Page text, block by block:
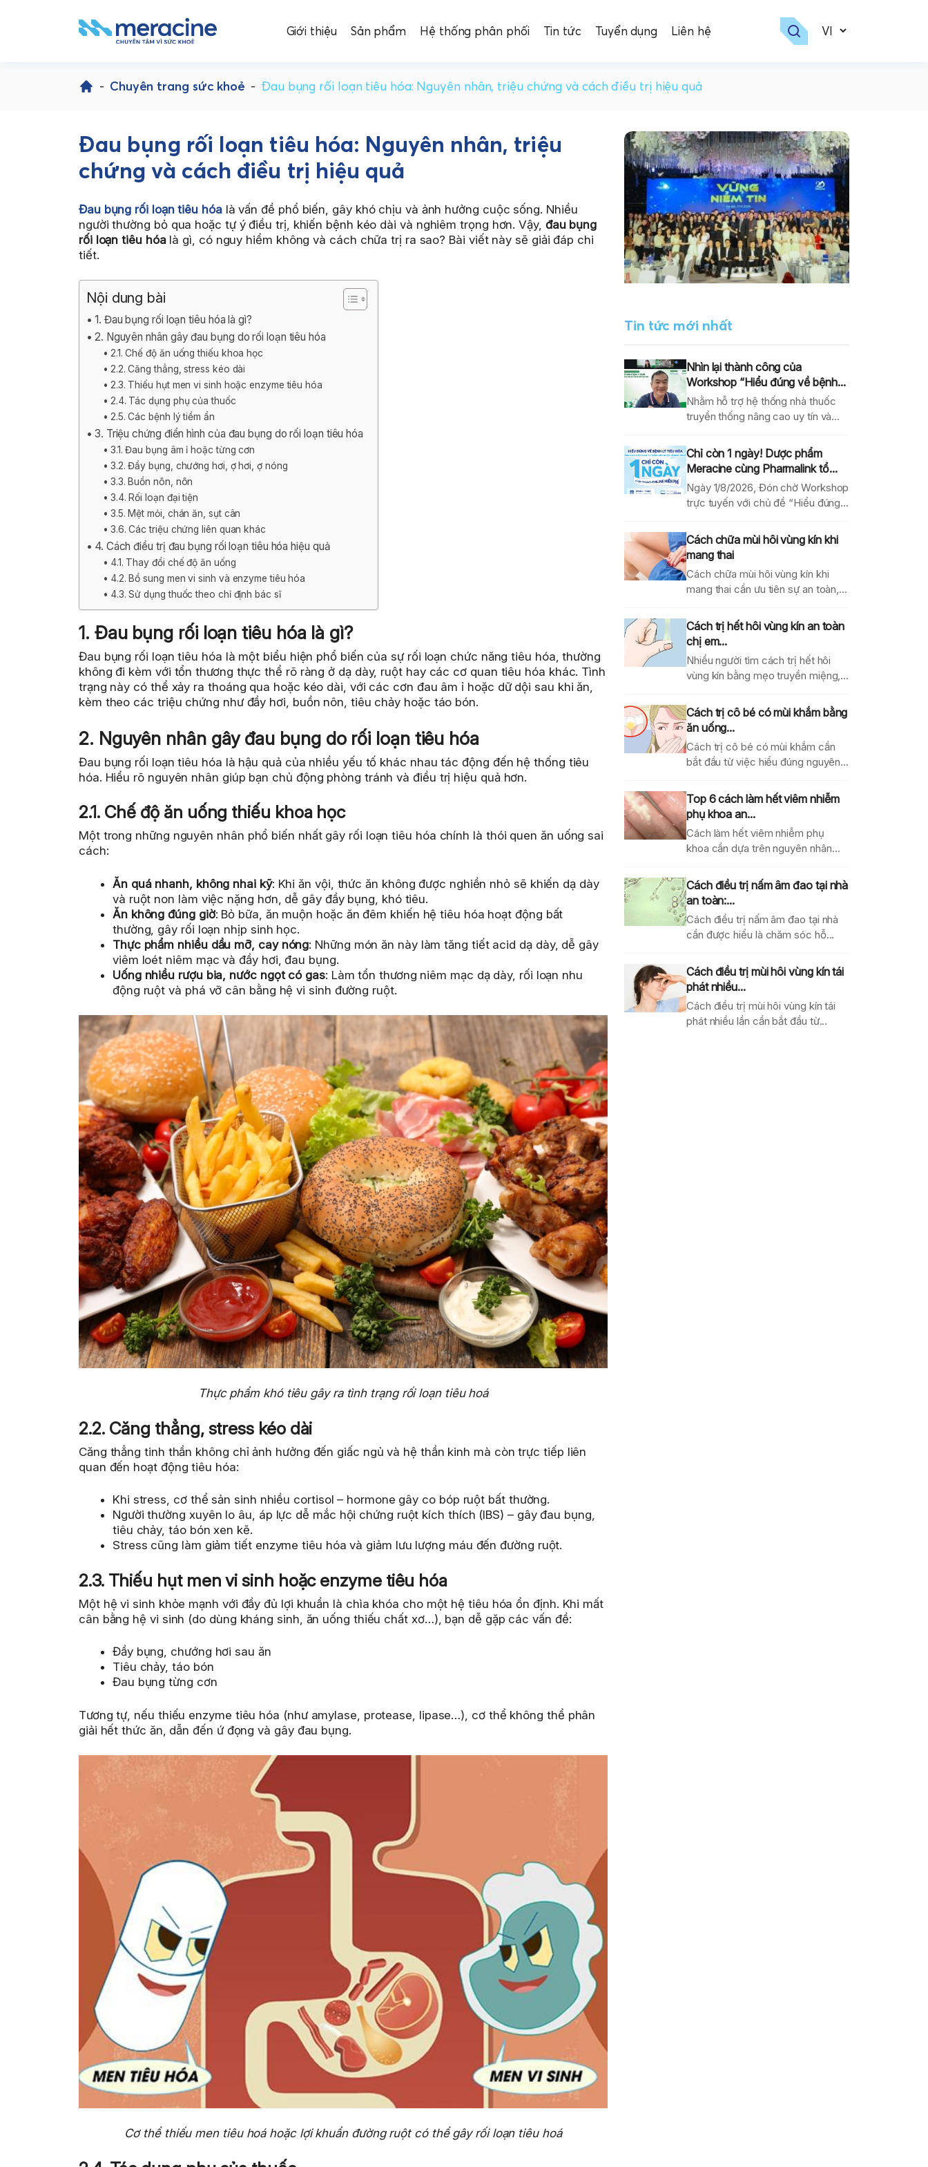
Giới thiệu Sản phẩm Hệ thống phân phối Tin tức Tuyển dụng Liên hệ
- Chuyên trang sức khoẻ - Đau bụng rối loạn tiêu hóa: Nguyên nhân, triệu chứng và cách điều trị hiệu quả
Đau bụng rối loạn tiêu hóa: Nguyên nhân, triệu
chứng và cách điều trị hiệu quả
Đau bụng rối loạn tiêu hóalà vấn đề phổ biến, gây khó chịu và ảnh hưởng cuộc sống. Nhiều
người thường bỏ qua hoặc tự ý điều trị, khiến bệnh kéo dài và nghiêm trọng hơn. Vậy, đau bụng
rối loạn tiêu hóalà gì, có nguy hiểm không và cách chữa trị ra sao? Bài viết này sẽ giải đáp chi
tiết.
Nội dung bài
1. Đau bụng rối loạn tiêu hóa là gì?
2. Nguyên nhân gây đau bụng do rối loạn tiêu hóa
2.1. Chế độ ăn uống thiếu khoa học
2.2. Căng thẳng, stress kéo dài
2.3. Thiếu hụt men vi sinh hoặc enzyme tiêu hóa
2.4. Tác dụng phụ của thuốc
2.5. Các bệnh lý tiềm ẩn
3. Triệu chứng điển hình của đau bụng do rối loạn tiêu hóa
3.1. Đau bụng âm ỉ hoặc từng cơn
3.2. Đầy bụng, chướng hơi, ợ hơi, ợ nóng
3.3. Buồn nôn, nôn
3.4. Rối loạn đại tiện
3.5. Mệt mỏi, chán ăn, sụt cân
3.6. Các triệu chứng liên quan khác
4. Cách điều trị đau bụng rối loạn tiêu hóa hiệu quả
4.1. Thay đổi chế độ ăn uống
4.2. Bổ sung men vi sinh và enzyme tiêu hóa
4.3. Sử dụng thuốc theo chỉ định bác sĩ
1. Đau bụng rối loạn tiêu hóa là gì?
Đau bụng rối loạn tiêu hóa là một biểu hiện phổ biến của sự rối loạn chức năng tiêu hóa, thường
không đi kèm với tổn thương thực thể rõ ràng ở dạ dày, ruột hay các cơ quan tiêu hóa khác. Tình
trạng này có thể xảy ra thoáng qua hoặc kéo dài, với các cơn đau âm ỉ hoặc dữ dội sau khi ăn,
kèm theo các triệu chứng như đầy hơi, buồn nôn, tiêu chảy hoặc táo bón.
2. Nguyên nhân gây đau bụng do rối loạn tiêu hóa
Đau bụng rối loạn tiêu hóa là hậu quả của nhiều yếu tố khác nhau tác động đến hệ thống tiêu
hóa. Hiểu rõ nguyên nhân giúp bạn chủ động phòng tránh và điều trị hiệu quả hơn.
2.1. Chế độ ăn uống thiếu khoa học
Một trong những nguyên nhân phổ biến nhất gây rối loạn tiêu hóa chính là thói quen ăn uống sai
cách:
Ăn quá nhanh, không nhai kỹ: Khi ăn vội, thức ăn không được nghiền nhỏ sẽ khiến dạ dày
và ruột non làm việc nặng hơn, dễ gây đầy bụng, khó tiêu.
Ăn không đúng giờ: Bỏ bữa, ăn muộn hoặc ăn đêm khiến hệ tiêu hóa hoạt động bất
thường, gây rối loạn nhịp sinh học.
Thực phẩm nhiều dầu mỡ, cay nóng: Những món ăn này làm tăng tiết acid dạ dày, dễ gây
viêm loét niêm mạc và đầy hơi, đau bụng.
Uống nhiều rượu bia, nước ngọt có gas: Làm tổn thương niêm mạc dạ dày, rối loạn nhu
động ruột và phá vỡ cân bằng hệ vi sinh đường ruột.
Thực phẩm khó tiêu gây ra tình trạng rối loạn tiêu hoá
2.2. Căng thẳng, stress kéo dài
Căng thẳng tinh thần không chỉ ảnh hưởng đến giấc ngủ và hệ thần kinh mà còn trực tiếp liên
quan đến hoạt động tiêu hóa:
Khi stress, cơ thể sản sinh nhiều cortisol – hormone gây co bóp ruột bất thường.
Người thường xuyên lo âu, áp lực dễ mắc hội chứng ruột kích thích (IBS) – gây đau bụng,
tiêu chảy, táo bón xen kẽ.
Stress cũng làm giảm tiết enzyme tiêu hóa và giảm lưu lượng máu đến đường ruột.
2.3. Thiếu hụt men vi sinh hoặc enzyme tiêu hóa
Một hệ vi sinh khỏe mạnh với đầy đủ lợi khuẩn là chìa khóa cho một hệ tiêu hóa ổn định. Khi mất
cân bằng hệ vi sinh (do dùng kháng sinh, ăn uống thiếu chất xơ…), bạn dễ gặp các vấn đề:
Đầy bụng, chướng hơi sau ăn
Tiêu chảy, táo bón
Đau bụng từng cơn
Tương tự, nếu thiếu enzyme tiêu hóa (như amylase, protease, lipase…), cơ thể không thể phân
giải hết thức ăn, dẫn đến ứ đọng và gây đau bụng.
Cơ thể thiếu men tiêu hoá hoặc lợi khuẩn đường ruột có thể gây rối loạn tiêu hoá
Tin tức mới nhất
Nhìn lại thành công của
Workshop “Hiểu đúng về bệnh...
Nhằm hỗ trợ hệ thống nhà thuốc
truyền thống nâng cao uy tín và
Chỉ còn 1 ngày! Dược phẩm
Meracine cùng Pharmalink tổ...
Ngày 1/8/2026, Đón chờ Workshop
trực tuyến với chủ đề “Hiểu đúng
Cách chữa mùi hôi vùng kín khi
mang thai
Cách chữa mùi hôi vùng kín khi
mang thai cần ưu tiên sự an toàn,...
Cách trị hết hôi vùng kín an toàn
chị em...
Nhiều người tìm cách trị hết hôi
vùng kín bằng mẹo truyền miệng,
Cách trị cô bé có mùi khắm bằng
ăn uống...
Cách trị cô bé có mùi khắm cần
bắt đầu từ việc hiểu đúng nguyên...
Top 6 cách làm hết viêm nhiễm
phụ khoa an...
Cách làm hết viêm nhiễm phụ
khoa cần dựa trên nguyên nhân
Cách điều trị nấm âm đao tại nhà
an toàn:...
Cách điều trị nấm âm đao tại nhà
cần được hiểu là chăm sóc hỗ...
Cách điều trị mùi hôi vùng kín tái
phát nhiều...
Cách điều trị mùi hôi vùng kín tái
phát nhiều lần cần bắt đầu từ...